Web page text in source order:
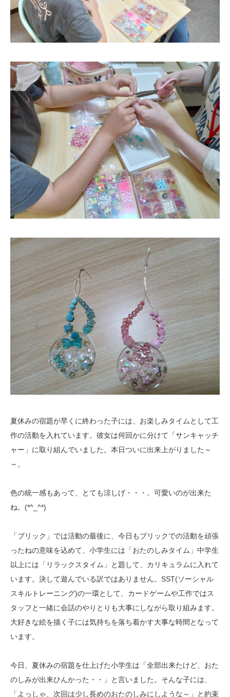
夏休みの宿題が早くに終わった子には、お楽しみタイムとして工
作の活動を入れています。彼女は何回かに分けて「サンキャッチ
ャー」に取り組んでいました。本日ついに出来上がりました～
～。
色の統一感もあって、とても涼しげ・・・。可愛いのが出来た
ね。(*^_^*)
「ブリック」では活動の最後に、今日もブリックでの活動を頑張
ったねの意味を込めて、小学生には「おたのしみタイム」中学生
以上には「リラックスタイム」と題して、カリキュラムに入れて
います。決して遊んでいる訳ではありません。SST(ソーシャル
スキルトレーニング)の一環として、カードゲームや工作ではス
タッフと一緒に会話のやりとりも大事にしながら取り組みます。
大好きな絵を描く子には気持ちを落ち着かす大事な時間となって
います。
今日、夏休みの宿題を仕上げた小学生は「全部出来たけど、おた
のしみが出来ひんかった・・」と言いました。そんな子には、
「よっしゃ、次回は少し長めのおたのしみにしような～」と約束